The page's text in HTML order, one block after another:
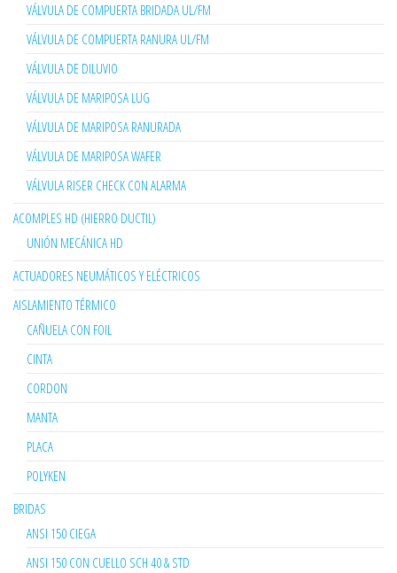
VÁLVULA DE COMPUERTA BRIDADA UL/FM
VÁLVULA DE COMPUERTA RANURA UL/FM
VÁLVULA DE DILUVIO
VÁLVULA DE MARIPOSA LUG
VÁLVULA DE MARIPOSA RANURADA
VÁLVULA DE MARIPOSA WAFER
VÁLVULA RISER CHECK CON ALARMA
ACOMPLES HD (HIERRO DUCTIL)
UNIÓN MECÁNICA HD
ACTUADORES NEUMÁTICOS Y ELÉCTRICOS
AISLAMIENTO TÉRMICO
CAÑUELA CON FOIL
CINTA
CORDON
MANTA
PLACA
POLYKEN
BRIDAS
ANSI 150 CIEGA
ANSI 150 CON CUELLO SCH 40 & STD